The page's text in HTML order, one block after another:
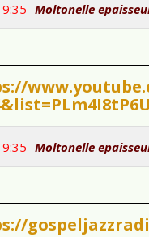
Moltonelle
Moltonelle